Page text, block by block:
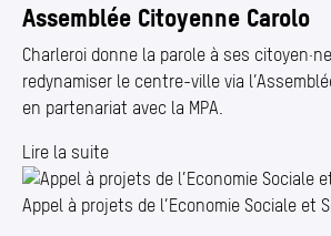
Assemblée Citoyenne Carolo
Charleroi donne la parole à ses
redynamiser le centre-ville via
en partenariat avec la MPA.
Lire la suite
Appel à projets de l’Economie Sociale et